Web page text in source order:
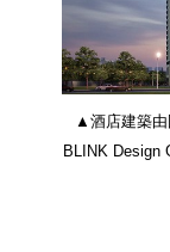
▲酒店建築由
BLINK Design